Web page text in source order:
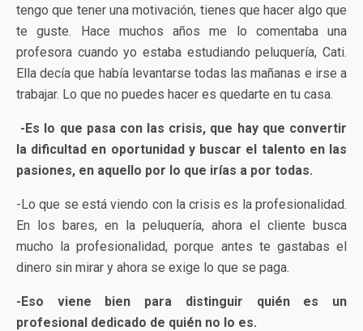
tengo que tener una motivación, tienes que hacer algo que
te guste. Hace muchos años me lo comentaba una
profesora cuando yo estaba estudiando peluquería, Cati.
Ella decía que había levantarse todas las mañanas e irse a
trabajar. Lo que no puedes hacer es quedarte en tu casa.
-Es lo que pasa con las crisis, que hay que convertir
la dificultad en oportunidad y buscar el talento en las
pasiones, en aquello por lo que irías a por todas.
-Lo que se está viendo con la crisis es la profesionalidad.
En los bares, en la peluquería, ahora el cliente busca
mucho la profesionalidad, porque antes te gastabas el
dinero sin mirar y ahora se exige lo que se paga.
-Eso viene bien para distinguir quién es un
profesional dedicado de quién no lo es.